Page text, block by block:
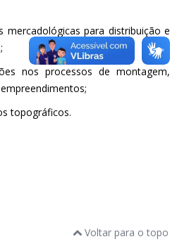
mercadológicas para distribuição e
nos processos de montagem,
topográficos.
Voltar para o topo